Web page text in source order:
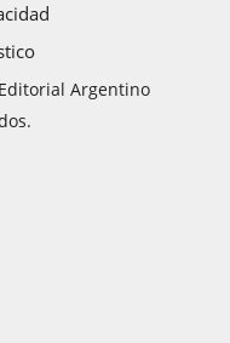
Argentino